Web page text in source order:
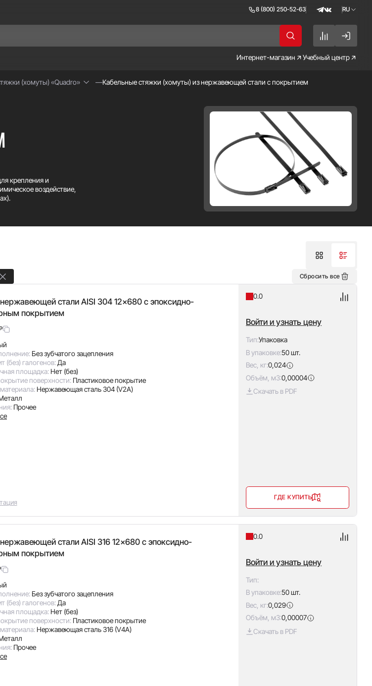
8 (800) 250-52-63 RU
RU
EN
Интернет-магазин Учебный центр
(хомуты) «Quadro» Кабельные стяжки (хомуты) из нержавеющей стали с покрытием
крепления и
воздействие,
сглаживает кромки,
Сбросить все
стали AISI 304 12x680 с эпоксидно-
покрытием
Без зубчатого зацепления
(без) галогенов:Да
площадка: Нет (без)
поверхности: Пластиковое покрытие
Нержавеющая сталь 304 (V2A)
Прочее
0.0
Войти и узнать цену
Тип:Упаковка
В упаковке:50 шт.
Вес, кг:0,024
Объём, м3:0,00004
Скачать в PDF
ГДЕ КУПИТЬ
стали AISI 316 12x680 с эпоксидно-
покрытием
Без зубчатого зацепления
(без) галогенов:Да
площадка: Нет (без)
поверхности: Пластиковое покрытие
Нержавеющая сталь 316 (V4A)
Прочее
0.0
Войти и узнать цену
Тип:
В упаковке:50 шт.
Вес, кг:0,029
Объём, м3:0,00007
Скачать в PDF